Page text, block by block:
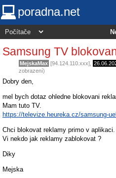
poradna.net
Samsung TV
MejskaMax [94.124.110.xxx],
zobrazení)
Dobry den,
mel bych dotaz ohledne blokovani
Mam tuto TV.
https://televize.heureka.cz/samsung-
Chci blokovat reklamy primo v
Vi nekdo jak reklamy zablokovat ?
Diky
Mejska